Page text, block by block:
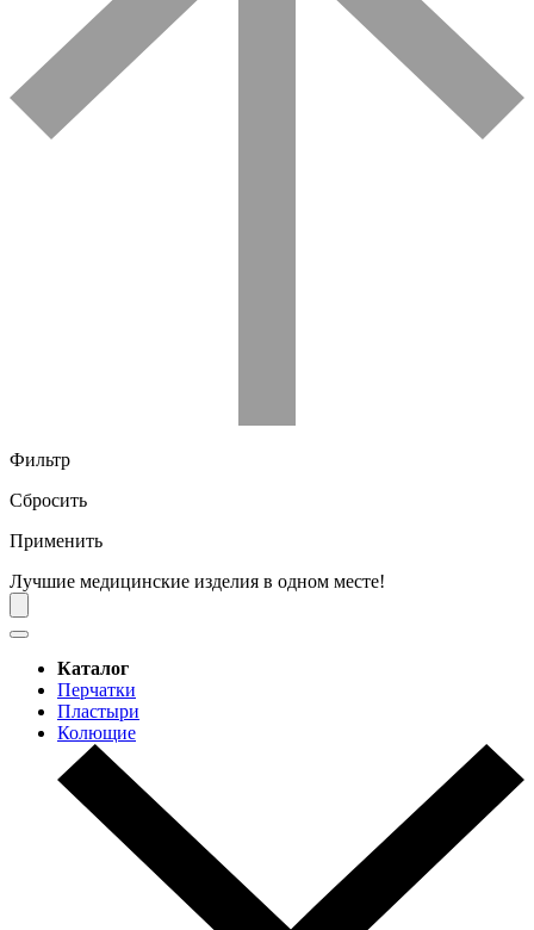
Фильтр
Сбросить
Применить
Лучшие медицинские изделия в одном месте!
Каталог
Перчатки
Пластыри
Колющие